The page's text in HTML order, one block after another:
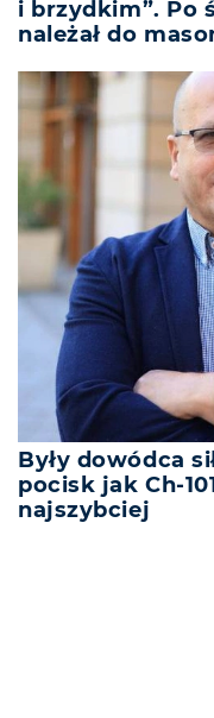
i brzydkim”. Po
należał do
Były dowódca
pocisk jak Ch-
najszybciej